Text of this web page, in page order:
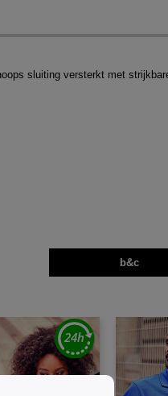
sluiting versterkt met
b&c